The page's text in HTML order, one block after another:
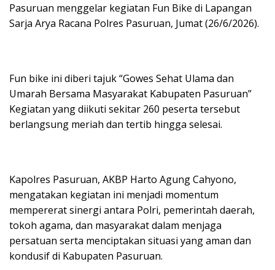
Pasuruan menggelar kegiatan Fun Bike di Lapangan
Sarja Arya Racana Polres Pasuruan, Jumat (26/6/2026).
Fun bike ini diberi tajuk “Gowes Sehat Ulama dan
Umarah Bersama Masyarakat Kabupaten Pasuruan”
Kegiatan yang diikuti sekitar 260 peserta tersebut
berlangsung meriah dan tertib hingga selesai.
Kapolres Pasuruan, AKBP Harto Agung Cahyono,
mengatakan kegiatan ini menjadi momentum
mempererat sinergi antara Polri, pemerintah daerah,
tokoh agama, dan masyarakat dalam menjaga
persatuan serta menciptakan situasi yang aman dan
kondusif di Kabupaten Pasuruan.